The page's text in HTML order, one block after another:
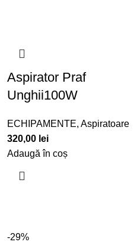
Aspirator Praf
Unghii100W
ECHIPAMENTE, Aspiratoare
320,00 lei
Adaugă în coș
-29%